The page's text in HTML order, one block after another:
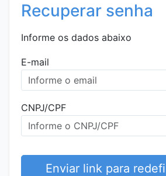
Recuperar senha
Informe os dados abaixo
E-mail
CNPJ/CPF
Enviar link para